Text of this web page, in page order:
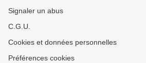
Signaler un abus
C.G.U.
Cookies et données personnelles
Préférences cookies